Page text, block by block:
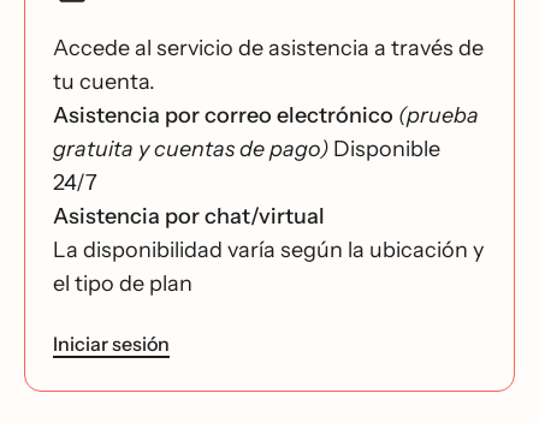
Accede al servicio de asistencia a través de
tu cuenta.
Asistencia por correo electrónico (prueba
gratuita y cuentas de pago) Disponible
24/7
Asistencia por chat/virtual
La disponibilidad varía según la ubicación y
el tipo de plan
Iniciar sesión